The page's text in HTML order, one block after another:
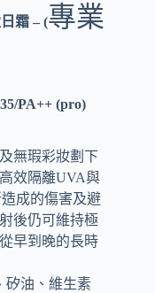
霜 – (專業
PA++ (pro)
無瑕彩妝劃下
效隔離UVA與
成的傷害及避
後仍可維持極
早到晚的長時
矽油、維生素